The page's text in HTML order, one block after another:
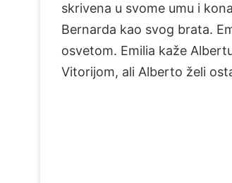
skrivena u svome umu i
Bernarda kao svog brata.
osvetom. Emilia kaže
Vitorijom, ali Alberto želi